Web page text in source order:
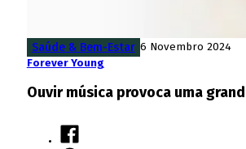
Saúde & Bem-Estar 6 Novembro 2024
Forever Young
Ouvir música provoca uma